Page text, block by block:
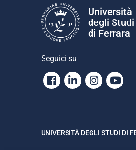
Università
degli Studi
di Ferrara
Seguici su
Facebook
Linkedin
UNIVERSITÀ DEGLI STUDI DI